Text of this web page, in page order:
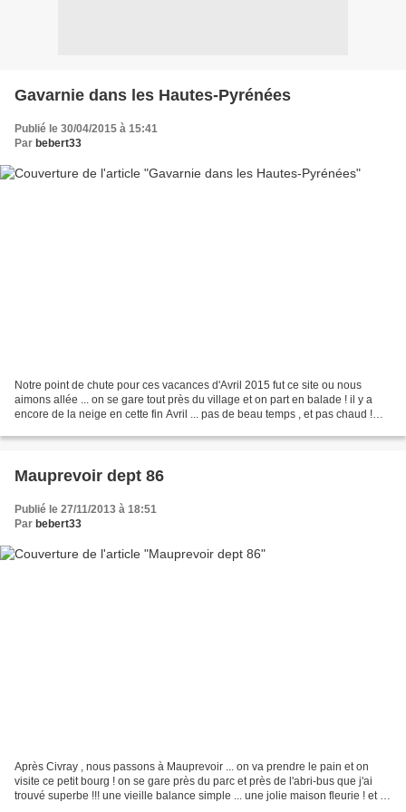
Gavarnie dans les Hautes-Pyrénées
Publié le 30/04/2015 à 15:41
Par bebert33
Notre point de chute pour ces vacances d'Avril 2015 fut ce site ou nous
aimons allée ... on se gare tout près du village et on part en balade ! il y a
encore de la neige en cette fin Avril ... pas de beau temps , et pas chaud !
Mauprevoir dept 86
Publié le 27/11/2013 à 18:51
Par bebert33
Après Civray , nous passons à Mauprevoir ... on va prendre le pain et on
visite ce petit bourg ! on se gare près du parc et près de l'abri-bus que j'ai
trouvé superbe !!! une vieille balance simple ... une jolie maison fleurie ! et à